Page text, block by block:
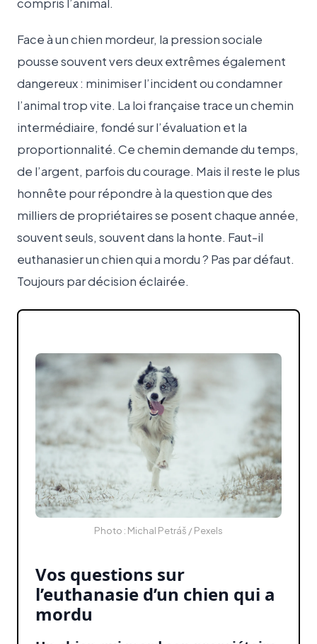
compris l’animal.
Face à un chien mordeur, la pression sociale
pousse souvent vers deux extrêmes également
dangereux : minimiser l’incident ou condamner
l’animal trop vite. La loi française trace un chemin
intermédiaire, fondé sur l’évaluation et la
proportionnalité. Ce chemin demande du temps,
de l’argent, parfois du courage. Mais il reste le plus
honnête pour répondre à la question que des
milliers de propriétaires se posent chaque année,
souvent seuls, souvent dans la honte. Faut-il
euthanasier un chien qui a mordu ? Pas par défaut.
Toujours par décision éclairée.
Photo : Michal Petráš / Pexels
Vos questions sur
l’euthanasie d’un chien qui a
mordu